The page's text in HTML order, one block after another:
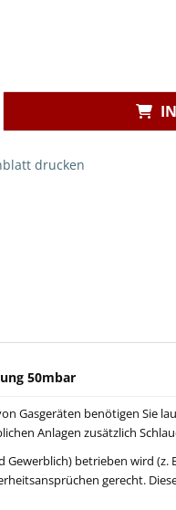
drucken
50mbar
Gasgeräten benötigen Sie
Anlagen zusätzlich
betrieben wird
gerecht.